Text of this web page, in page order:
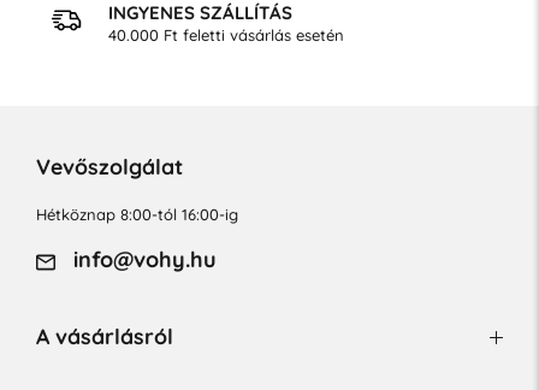
INGYENES SZÁLLÍTÁS
40.000 Ft feletti vásárlás esetén
Vevőszolgálat
Hétköznap 8:00-tól 16:00-ig
info@vohy.hu
A vásárlásról